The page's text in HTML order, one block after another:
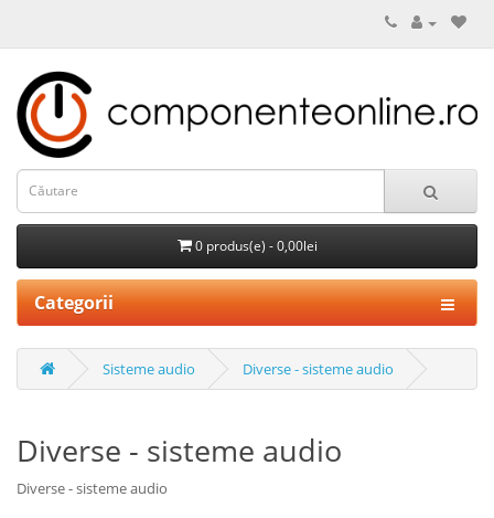
0 produs(e) - 0,00lei
Categorii
Sisteme audio Diverse - sisteme audio
Diverse - sisteme audio
Diverse - sisteme audio